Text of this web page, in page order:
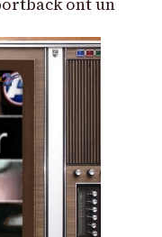
ont un